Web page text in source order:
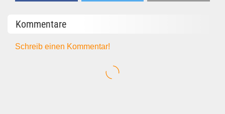
Kommentare
Schreib einen Kommentar!